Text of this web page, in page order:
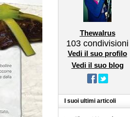
Thewalrus
103 condivisioni
Vedi il suo profilo
Vedi il suo blog
I suoi ultimi articoli